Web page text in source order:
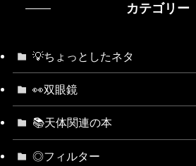
カテゴリー
💡ちょっとしたネタ
👀双眼鏡
📚天体関連の本
◎フィルター